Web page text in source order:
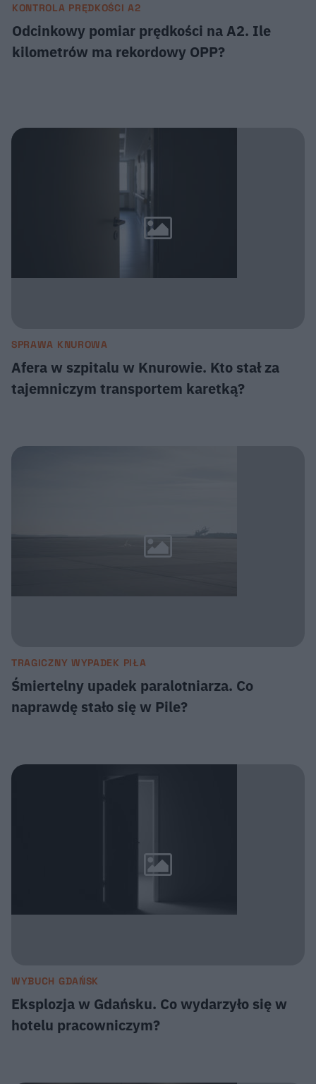
KONTROLA PRĘDKOŚCI A2
Odcinkowy pomiar prędkości na A2. Ile
kilometrów ma rekordowy OPP?
SPRAWA KNUROWA
Afera w szpitalu w Knurowie. Kto stał za
tajemniczym transportem karetką?
TRAGICZNY WYPADEK PIŁA
Śmiertelny upadek paralotniarza. Co
naprawdę stało się w Pile?
WYBUCH GDAŃSK
Eksplozja w Gdańsku. Co wydarzyło się w
hotelu pracowniczym?